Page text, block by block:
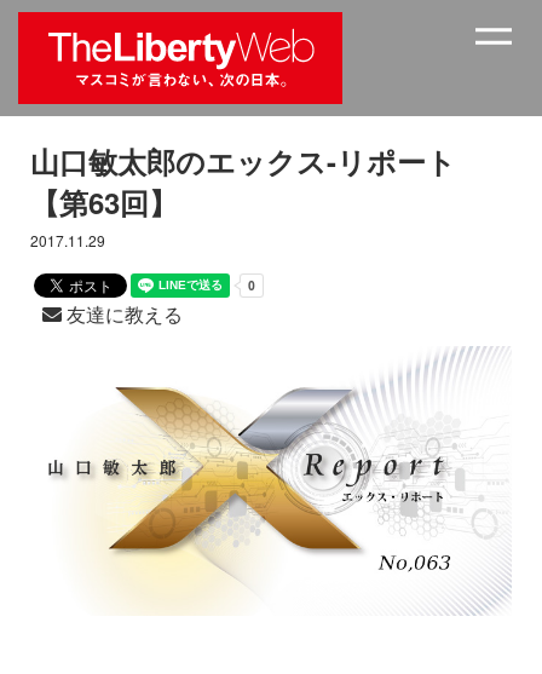
山口敏太郎のエックス-リポート
【第63回】
2017.11.29
友達に教える